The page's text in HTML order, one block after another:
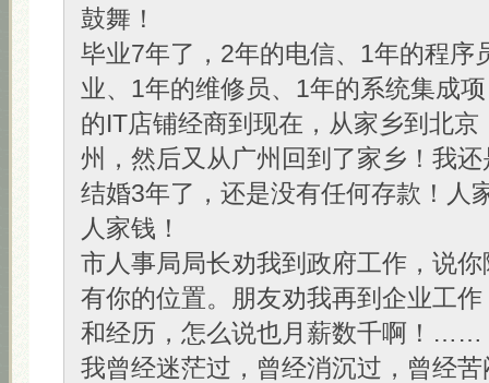
鼓舞！
毕业7年了，2年的电信、1年的程序
业、1年的维修员、1年的系统集成
的IT店铺经商到现在，从家乡到北京
州，然后又从广州回到了家乡！我
结婚3年了，还是没有任何存款！人
人家钱！
市人事局局长劝我到政府工作，说
有你的位置。朋友劝我再到企业工
和经历，怎么说也月薪数千啊！……
我曾经迷茫过，曾经消沉过，曾经